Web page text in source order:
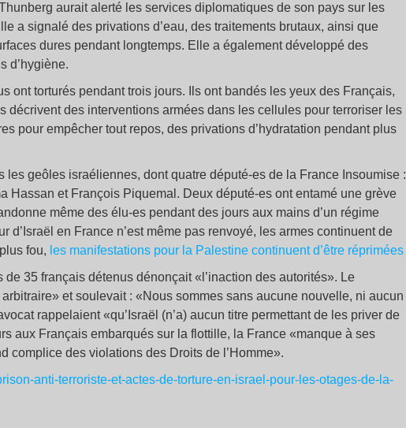
aurait alerté les services diplomatiques de son pays sur les
a signalé des privations d’eau, des traitements brutaux, ainsi que
dures pendant longtemps. Elle a également développé des
d’hygiène.
ont torturés pendant trois jours. Ils ont bandés les yeux des Français,
décrivent des interventions armées dans les cellules pour terroriser les
pour empêcher tout repos, des privations d’hydratation pendant plus
les geôles israéliennes, dont quatre député-es de la France Insoumise :
Hassan et François Piquemal. Deux député-es ont entamé une grève
même des élu-es pendant des jours aux mains d’un régime
d’Israël en France n’est même pas renvoyé, les armes continuent de
fou, les manifestations pour la Palestine continuent d’être réprimées
de 35 français détenus dénonçait «l’inaction des autorités». Le
et soulevait : «Nous sommes sans aucune nouvelle, ni aucun
rappelaient «qu’Israël (n’a) aucun titre permettant de les priver de
aux Français embarqués sur la flottille, la France «manque à ses
complice des violations des Droits de l’Homme».
anti-terroriste-et-actes-de-torture-en-israel-pour-les-otages-de-la-